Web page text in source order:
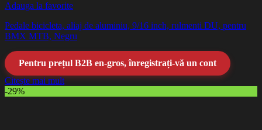
Adauga la favorite
Pedale bicicleta, aliaj de aluminiu, 9/16 inch, rulmenti DU, pentru
BMX MTB, Negru
Pentru prețul B2B en-gros, înregistrați-vă un cont
Citește mai mult
-29%